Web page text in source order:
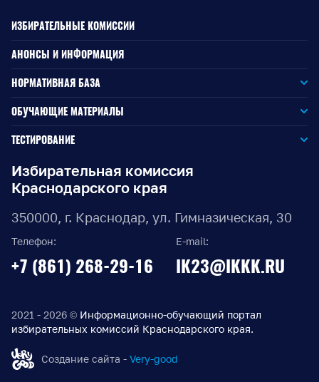
Избирательная комиссия
Краснодарского края
350000, г. Краснодар, ул. Гимназическая, 30
Телефон:
+7 (861) 268-29-16
E-mail:
IK23@IKKK.RU
2021 - 2026 © Информационно-обучающий портал
избирательных комиссий Краснодарского края.
Создание сайта - Very-good
ИЗБИРАТЕЛЬНЫЕ КОМИССИИ
АНОНСЫ И ИНФОРМАЦИЯ
НОРМАТИВНАЯ БАЗА
Законодательство РФ
Законодательство КК
Документы ЦИК России
Документы ИККК
Выборы Губернатора Краснодарского края
Краснодарского края
края
Правовые акты по выборам депутатов Государственной
Думы Федерального Собрания РФ восьмого созыва
ОБУЧАЮЩИЕ МАТЕРИАЛЫ
Для окружной избирательной комиссии
Для территориальной избирательной комиссии
Для участковой избирательной комиссии
ТЕСТИРОВАНИЕ
Для членов участковых избирательных комиссий